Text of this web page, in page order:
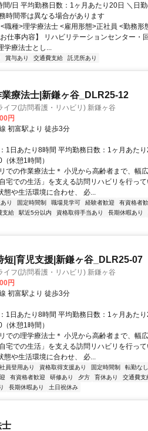
/日 平均勤務日数：1ヶ月あたり20日 ＼日勤
時間帯は異なる場合があります
職種>理学療法士 <雇用形態>正社員 <勤務形
仕事内容】 リハビリテーションセンター・
学療法士とし...
賞与あり 交通費支給 託児所あり
療法士|新鎌ヶ谷_DLR25-12
イフ(訪問看護・リハビリ) 新鎌ヶ谷
円
初富駅より 徒歩3分
1日あたり8時間 平均勤務日数：1ヶ月あたり
休憩1時間）
での作業療法士＊ 小児から高齢者まで、幅
宅での生活」を支える訪問リハビリを行っ
態や生活環境に合わせ、 必...
り 固定時間制 職場見学可 経験者歓迎 有資格者
支給 駅近5分以内 資格取得手当あり 長期休暇あり
短|育児支援|新鎌ヶ谷_DLR25-07
イフ(訪問看護・リハビリ) 新鎌ヶ谷
円
初富駅より 徒歩3分
1日あたり8時間 平均勤務日数：1ヶ月あたり
休憩1時間）
での理学療法士＊ 小児から高齢者まで、幅
宅での生活」を支える訪問リハビリを行っ
態や生活環境に合わせ、 必...
社員登用あり 資格取得支援あり 固定時間制 転勤なし
有資格者歓迎 研修あり 夕方 育休あり 交通費支
長期休暇あり 土日祝休み
士